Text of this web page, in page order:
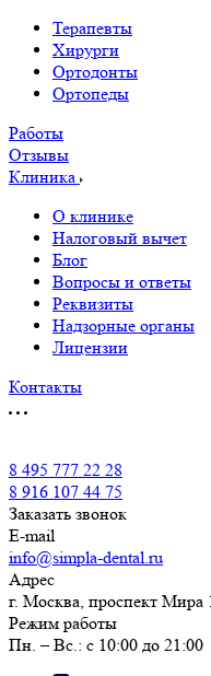
Терапевты
Хирурги
Ортодонты
Ортопеды
Работы
Отзывы
Клиника
О клинике
Налоговый вычет
Блог
Вопросы и ответы
Реквизиты
Надзорные органы
Лицензии
Контакты
8 495 777 22 28
8 916 107 44 75
Заказать звонок
E-mail
info@simpla-dental.ru
Адрес
г. Москва, проспект
Режим работы
Пн. – Вс.: с 10:00 до 21:00